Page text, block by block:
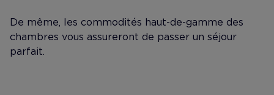
De même, les commodités haut-de-gamme des
chambres vous assureront de passer un séjour
parfait.